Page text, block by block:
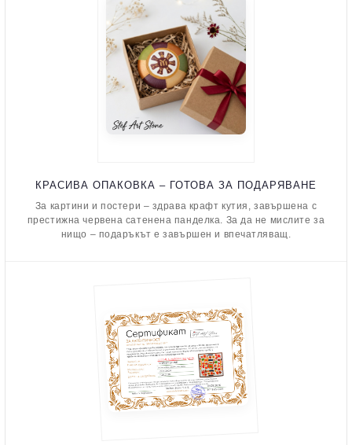
КРАСИВА ОПАКОВКА – ГОТОВА ЗА ПОДАРЯВАНЕ
За картини и постери – здрава крафт кутия, завършена с
престижна червена сатенена панделка. За да не мислите за
нищо – подаръкът е завършен и впечатляващ.